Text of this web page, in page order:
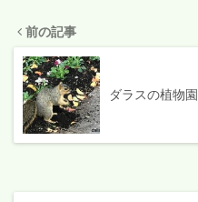
前の記事
ダラスの植物